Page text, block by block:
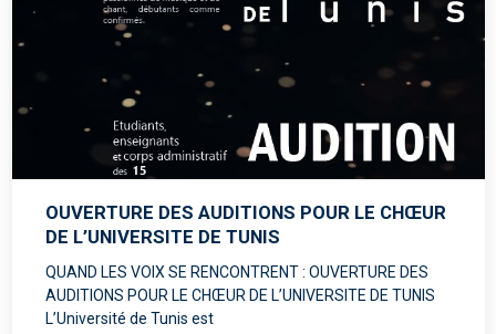
OUVERTURE DES AUDITIONS POUR LE CHŒUR
DE L’UNIVERSITE DE TUNIS
QUAND LES VOIX SE RENCONTRENT : OUVERTURE DES
AUDITIONS POUR LE CHŒUR DE L’UNIVERSITE DE TUNIS
L’Université de Tunis est